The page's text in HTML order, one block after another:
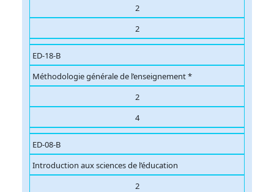
2
2
ED-18-B
Méthodologie générale de l’enseignement *
2
4
ED-08-B
Introduction aux sciences de l’éducation
2